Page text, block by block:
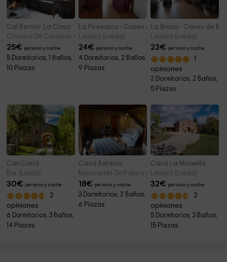
Cal Bernoi- La Casa
Clariana De Cardener (Lleida)
25€ persona y noche
5 Dormitorios, 1 Baños,
10 Plazas
La Pirenaica - Cases de Borrells
Lladurs (Lleida)
24€ persona y noche
4 Dormitorios, 2 Baños,
9 Plazas
La Bruna - Cases de
Lladurs (Lleida)
23€ persona y noche
opiniones
2 Dormitorios, 2 Baños,
5 Plazas
Can Caná
Bor (Lleida)
30€ persona y noche
2
opiniones
6 Dormitorios, 3 Baños,
14 Plazas
Casa Astasia
Montcortes De Pallars (Lleida)
18€ persona y noche
3 Dormitorios, 2 Baños,
6 Plazas
Casa La Moixella
Lladurs (Lleida)
32€ persona y noche
2
opiniones
5 Dormitorios, 3 Baños,
15 Plazas